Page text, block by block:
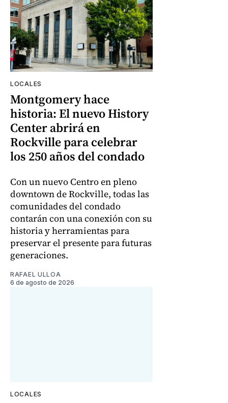
LOCALES
Montgomery hace
historia: El nuevo History
Center abrirá en
Rockville para celebrar
los 250 años del condado
Con un nuevo Centro en pleno
downtown de Rockville, todas las
comunidades del condado
contarán con una conexión con su
historia y herramientas para
preservar el presente para futuras
generaciones.
RAFAEL ULLOA
6 de agosto de 2026
LOCALES